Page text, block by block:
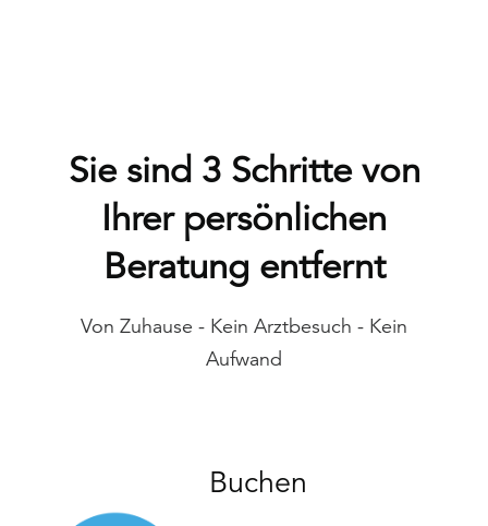
Sie sind 3 Schritte von
Ihrer persönlichen
Beratung entfernt
Von Zuhause - Kein Arztbesuch - Kein
Aufwand
Buchen